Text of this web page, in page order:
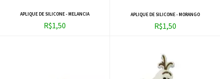
APLIQUE DE SILICONE - MELANCIA
R$1,50
APLIQUE DE SILICONE - MORANGO
R$1,50